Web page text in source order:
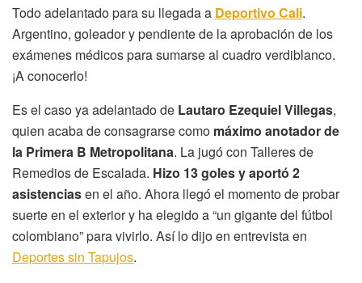
Todo adelantado para su llegada a Deportivo Cali.
Argentino, goleador y pendiente de la aprobación de los
exámenes médicos para sumarse al cuadro verdiblanco.
¡A conocerlo!
Es el caso ya adelantado de Lautaro Ezequiel Villegas,
quien acaba de consagrarse como máximo anotador de
la Primera B Metropolitana. La jugó con Talleres de
Remedios de Escalada. Hizo 13 goles y aportó 2
asistenciasen el año. Ahora llegó el momento de probar
suerte en el exterior y ha elegido a “un gigante del fútbol
colombiano” para vivirlo. Así lo dijo en entrevista en
Deportes sin Tapujos.